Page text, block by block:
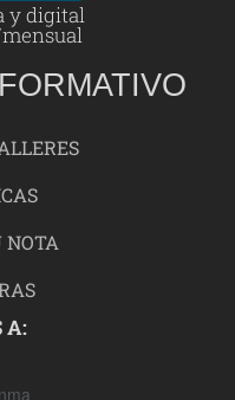
y digital
A: